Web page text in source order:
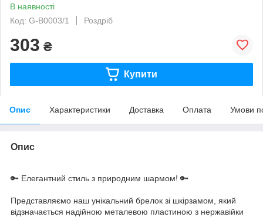
В наявності
Код: G-B0003/1
Роздріб
303 ₴
Купити
Опис Характеристики Доставка Оплата Умови
Опис
🔑 Елегантний стиль з природним шармом! 🔑
Представляємо наш унікальний брелок зі шкірзамом, який
відзначається надійною металевою пластиною з нержавійки